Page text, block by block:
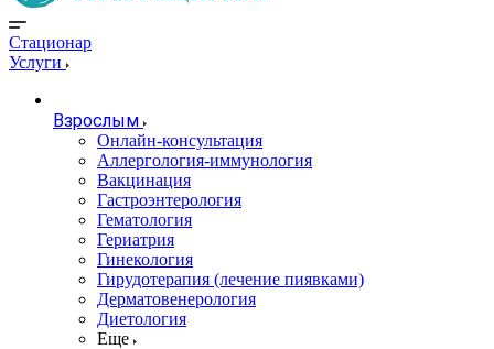
Стационар
Услуги
Взрослым
Онлайн-консультация
Аллергология-иммунология
Вакцинация
Гастроэнтерология
Гематология
Гериатрия
Гинекология
Гирудотерапия (лечение пиявками)
Дерматовенерология
Диетология
Еще